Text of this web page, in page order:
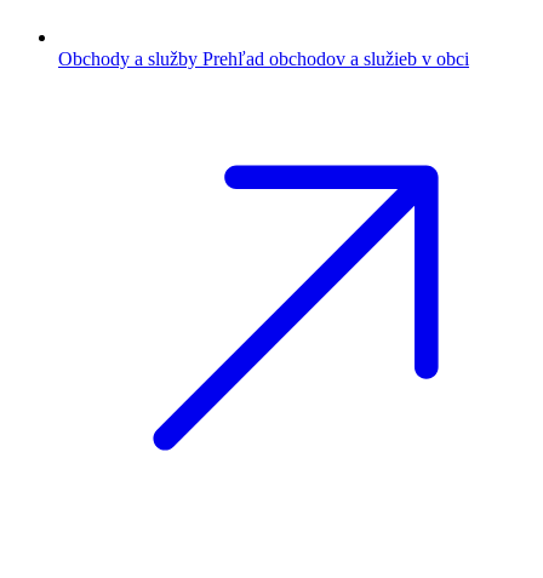
Obchody a služby Prehľad obchodov a služieb v obci